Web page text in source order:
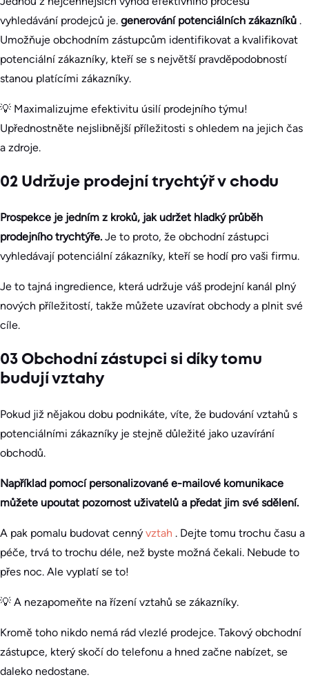
vyhledávání prodejců je. generování potenciálních zákazníků .
Umožňuje obchodním zástupcům identifikovat a kvalifikovat
potenciální zákazníky, kteří se s největší pravděpodobností
stanou platícími zákazníky.
💡 Maximalizujme efektivitu úsilí prodejního týmu!
Upřednostněte nejslibnější příležitosti s ohledem na jejich čas
a zdroje.
02 Udržuje prodejní trychtýř v chodu
Prospekce je jedním z kroků, jak udržet hladký průběh
prodejního trychtýře. Je to proto, že obchodní zástupci
vyhledávají potenciální zákazníky, kteří se hodí pro vaši firmu.
Je to tajná ingredience, která udržuje váš prodejní kanál plný
nových příležitostí, takže můžete uzavírat obchody a plnit své
cíle.
03 Obchodní zástupci si díky tomu
budují vztahy
Pokud již nějakou dobu podnikáte, víte, že budování vztahů s
potenciálními zákazníky je stejně důležité jako uzavírání
obchodů.
Například pomocí personalizované e-mailové komunikace
můžete upoutat pozornost uživatelů a předat jim své sdělení.
A pak pomalu budovat cenný vztah . Dejte tomu trochu času a
péče, trvá to trochu déle, než byste možná čekali. Nebude to
přes noc. Ale vyplatí se to!
💡 A nezapomeňte na řízení vztahů se zákazníky.
Kromě toho nikdo nemá rád vlezlé prodejce. Takový obchodní
zástupce, který skočí do telefonu a hned začne nabízet, se
daleko nedostane.